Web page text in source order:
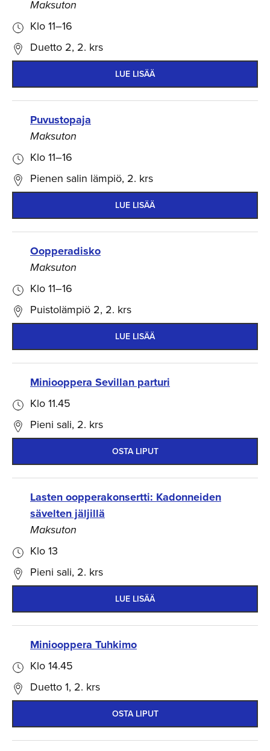
Maksuton
Klo 11–16
Duetto 2, 2. krs
LUE LISÄÄ
Puvustopaja
Maksuton
Klo 11–16
Pienen salin lämpiö, 2. krs
LUE LISÄÄ
Oopperadisko
Maksuton
Klo 11–16
Puistolämpiö 2, 2. krs
LUE LISÄÄ
Miniooppera Sevillan parturi
Klo 11.45
Pieni sali, 2. krs
OSTA LIPUT
Lasten oopperakonsertti: Kadonneiden
sävelten jäljillä
Maksuton
Klo 13
Pieni sali, 2. krs
LUE LISÄÄ
Miniooppera Tuhkimo
Klo 14.45
Duetto 1, 2. krs
OSTA LIPUT